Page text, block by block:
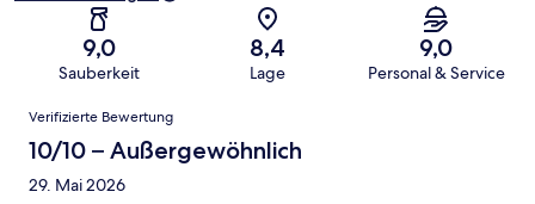
9,0
Sauberkeit
8,4
Lage
9,0
Personal & Service
Bewertungen
Verifizierte Bewertung
10/10 – Außergewöhnlich
29. Mai 2026